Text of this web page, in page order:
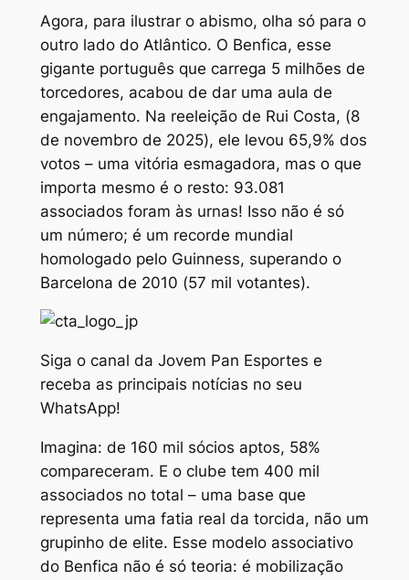
Agora, para ilustrar o abismo, olha só para o
outro lado do Atlântico. O Benfica, esse
gigante português que carrega 5 milhões de
torcedores, acabou de dar uma aula de
engajamento. Na reeleição de Rui Costa, (8
de novembro de 2025), ele levou 65,9% dos
votos – uma vitória esmagadora, mas o que
importa mesmo é o resto: 93.081
associados foram às urnas! Isso não é só
um número; é um recorde mundial
homologado pelo Guinness, superando o
Barcelona de 2010 (57 mil votantes).
Siga o canal da Jovem Pan Esportes e
receba as principais notícias no seu
WhatsApp!
Imagina: de 160 mil sócios aptos, 58%
compareceram. E o clube tem 400 mil
associados no total – uma base que
representa uma fatia real da torcida, não um
grupinho de elite. Esse modelo associativo
do Benfica não é só teoria: é mobilização